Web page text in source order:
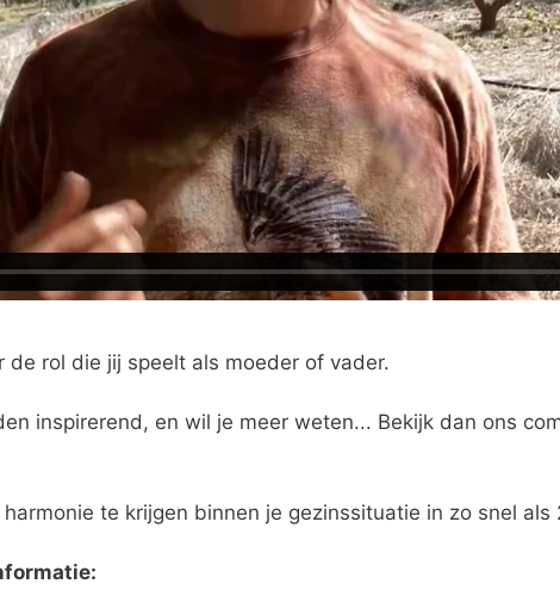
rol die jij speelt als moeder of vader.
inspirerend, en wil je meer weten... Bekijk dan ons
te krijgen binnen je gezinssituatie in zo snel als